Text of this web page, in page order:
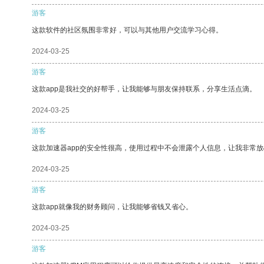
游客
这款软件的社区氛围非常好，可以与其他用户交流学习心得。
2024-03-25
游客
这款app是我社交的好帮手，让我能够与朋友保持联系，分享生活点滴。
2024-03-25
游客
这款加速器app的安全性很高，使用过程中不会泄露个人信息，让我非常
2024-03-25
游客
这款app就像我的财务顾问，让我能够省钱又省心。
2024-03-25
游客